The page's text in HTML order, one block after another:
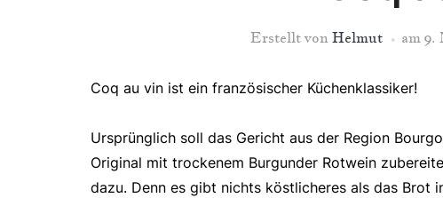
Erstellt von Helmut am 9.
Coq au vin ist ein französischer Küchenklassiker!
Ursprünglich soll das Gericht aus der Region
Original mit trockenem Burgunder Rotwein
dazu. Denn es gibt nichts köstlicheres als das Brot